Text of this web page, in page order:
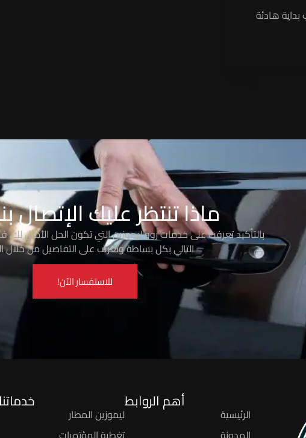
هادئة
ماذا تنتظر عليك الإتصال
بالتأكيد تعرفت على خدمات روو ليموزين التي تكون الحل الأمثل لك،
التالي بكل بساطة وتعرف على التفاصيل من خلال
للاستفسار الآن!
أهم الروابط
الرئيسية
خدماتنا
ليموزين المطار